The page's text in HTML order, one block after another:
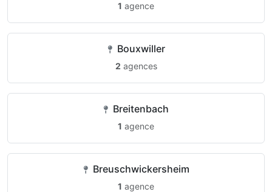
1 agence
Bouxwiller
2 agences
Breitenbach
1 agence
Breuschwickersheim
1 agence